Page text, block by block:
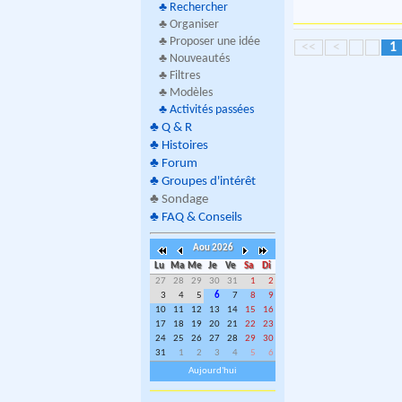
♣ Rechercher
♣ Organiser
♣ Proposer une idée
♣ Nouveautés
♣ Filtres
♣ Modèles
♣ Activités passées
♣ Q & R
♣ Histoires
♣ Forum
♣ Groupes d'intérêt
♣ Sondage
♣ FAQ & Conseils
Aou 2026
Lu
Ma Me Je Ve Sa
Di
27
28 29 30 31 1
2
3
4 5 6 7 8
9
10
11 12 13 14 15
16
17
18 19 20 21 22
23
24
25 26 27 28 29
30
31
1 2 3 4 5
6
Aujourd'hui
<< < 1